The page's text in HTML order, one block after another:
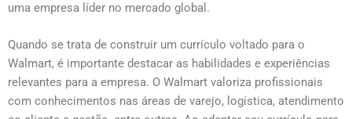
uma empresa líder no mercado global.
Quando se trata de construir um currículo voltado para o
Walmart, é importante destacar as habilidades e experiências
relevantes para a empresa. O Walmart valoriza profissionais
com conhecimentos nas áreas de varejo, logística, atendimento